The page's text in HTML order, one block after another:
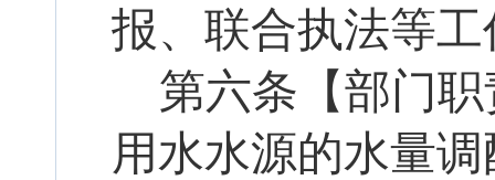
报、联合执法等
第六条【部门
用水水源的水量